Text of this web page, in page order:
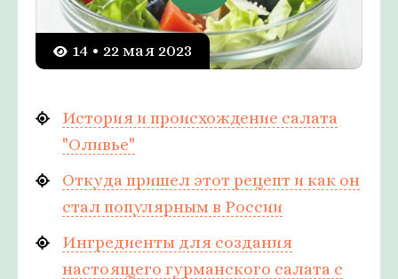
14 • 22 мая 2023
История и происхождение салата
"Оливье"
Откуда пришел этот рецепт и как он
стал популярным в России
Ингредиенты для создания
настоящего гурманского салата с